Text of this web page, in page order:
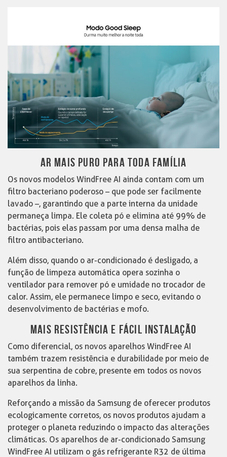
AR MAIS PURO PARA TODA FAMÍLIA
Os novos modelos WindFree AI ainda contam com um
filtro bacteriano poderoso – que pode ser facilmente
lavado –, garantindo que a parte interna da unidade
permaneça limpa. Ele coleta pó e elimina até 99% de
bactérias, pois elas passam por uma densa malha de
filtro antibacteriano.
Além disso, quando o ar-condicionado é desligado, a
função de limpeza automática opera sozinha o
ventilador para remover pó e umidade no trocador de
calor. Assim, ele permanece limpo e seco, evitando o
desenvolvimento de bactérias e mofo.
MAIS RESISTÊNCIA E FÁCIL INSTALAÇÃO
Como diferencial, os novos aparelhos WindFree AI
também trazem resistência e durabilidade por meio de
sua serpentina de cobre, presente em todos os novos
aparelhos da linha.
Reforçando a missão da Samsung de oferecer produtos
ecologicamente corretos, os novos produtos ajudam a
proteger o planeta reduzindo o impacto das alterações
climáticas. Os aparelhos de ar-condicionado Samsung
WindFree AI utilizam o gás refrigerante R32 de última